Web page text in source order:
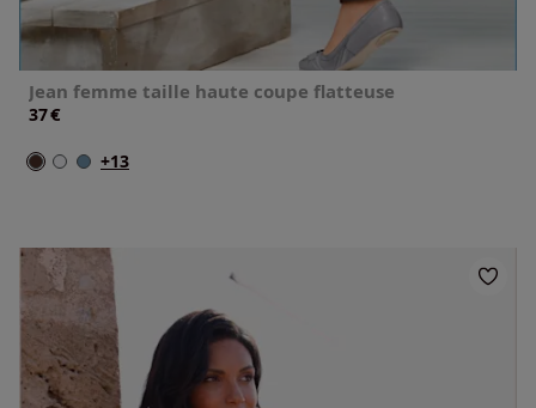
Jean femme taille haute coupe flatteuse
37€
+13